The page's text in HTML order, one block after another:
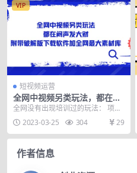
VIP
短视频运营
全网中视频另类玩法，都在闷
声发大财，附带破解版下载软
全网没有出现培训过的玩法： 项目
原理 必备软件准备（油管高清4K下
载软件破解版）...
2023-03-25 304 29
作者信息